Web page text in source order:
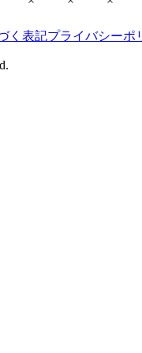
く表記プライバシーポ